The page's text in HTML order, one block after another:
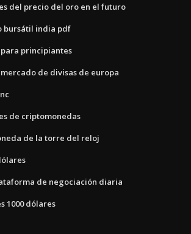
del precio del oro en el futuro
bursátil india pdf
principiantes
de divisas de europa
de criptomonedas
de la torre del reloj
de negociación diaria
1000 dólares